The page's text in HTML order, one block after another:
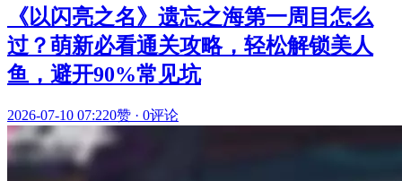
《以闪亮之名》遗忘之海第一周目怎么
过？萌新必看通关攻略，轻松解锁美人
鱼，避开90%常见坑
2026-07-10 07:220赞 · 0评论